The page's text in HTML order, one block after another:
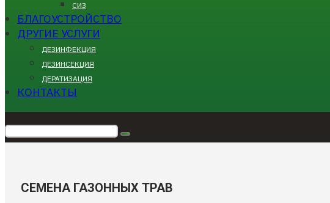
СИЗ
БЛАГОУСТРОЙСТВО
ДРУГИЕ УСЛУГИ
ДЕЗИНФЕКЦИЯ
ДЕЗИНСЕКЦИЯ
ДЕРАТИЗАЦИЯ
КОНТАКТЫ
СЕМЕНА ГАЗОННЫХ ТРАВ